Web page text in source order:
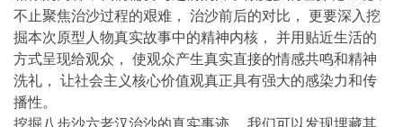
不止聚焦治沙过程的艰难， 治沙前后的对比， 更要深入挖
掘本次原型人物真实故事中的精神内核， 并用贴近生活的
方式呈现给观众， 使观众产生真实直接的情感共鸣和精神
洗礼， 让社会主义核心价值观真正具有强大的感染力和传
播性。